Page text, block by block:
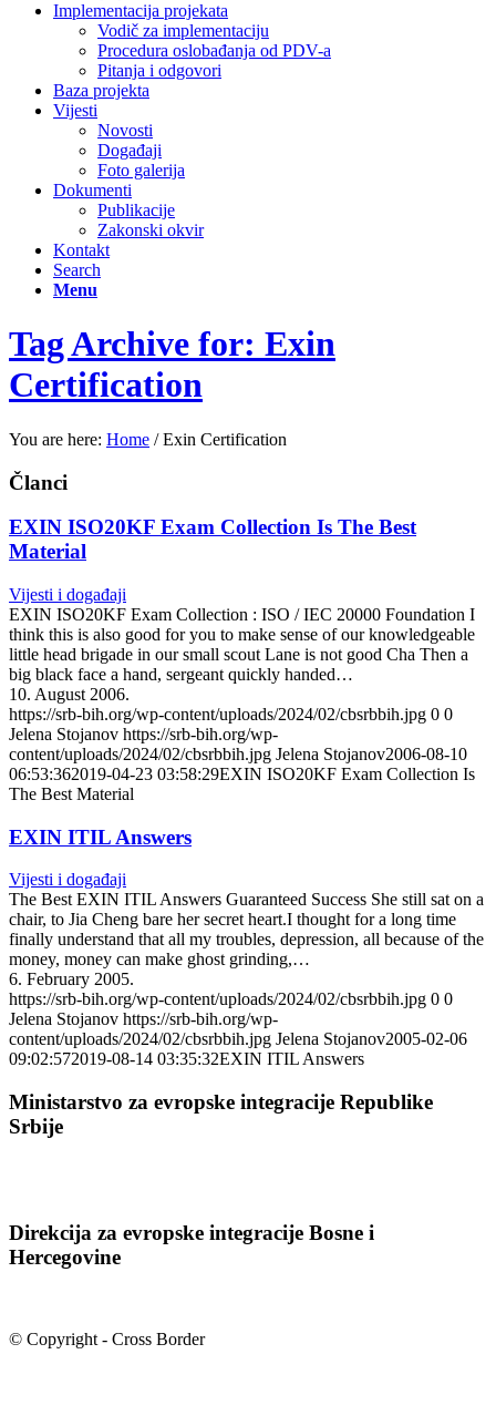
Implementacija projekata
Vodič za implementaciju
Procedura oslobađanja od PDV-a
Pitanja i odgovori
Baza projekta
Vijesti
Novosti
Događaji
Foto galerija
Dokumenti
Publikacije
Zakonski okvir
Kontakt
Search
Menu
Tag Archive for: Exin
Certification
You are here: Home / Exin Certification
Članci
EXIN ISO20KF Exam Collection Is The Best
Material
Vijesti i događaji
EXIN ISO20KF Exam Collection : ISO / IEC 20000 Foundation I
think this is also good for you to make sense of our knowledgeable
little head brigade in our small scout Lane is not good Cha Then a
big black face a hand, sergeant quickly handed…
10. August 2006.
https://srb-bih.org/wp-content/uploads/2024/02/cbsrbbih.jpg 0 0
Jelena Stojanov https://srb-bih.org/wp-
content/uploads/2024/02/cbsrbbih.jpg Jelena Stojanov2006-08-10
06:53:362019-04-23 03:58:29EXIN ISO20KF Exam Collection Is
The Best Material
EXIN ITIL Answers
Vijesti i događaji
The Best EXIN ITIL Answers Guaranteed Success She still sat on a
chair, to Jia Cheng bare her secret heart.I thought for a long time
finally understand that all my troubles, depression, all because of the
money, money can make ghost grinding,…
6. February 2005.
https://srb-bih.org/wp-content/uploads/2024/02/cbsrbbih.jpg 0 0
Jelena Stojanov https://srb-bih.org/wp-
content/uploads/2024/02/cbsrbbih.jpg Jelena Stojanov2005-02-06
09:02:572019-08-14 03:35:32EXIN ITIL Answers
Ministarstvo za evropske integracije Republike
Srbije
Direkcija za evropske integracije Bosne i
Hercegovine
© Copyright - Cross Border